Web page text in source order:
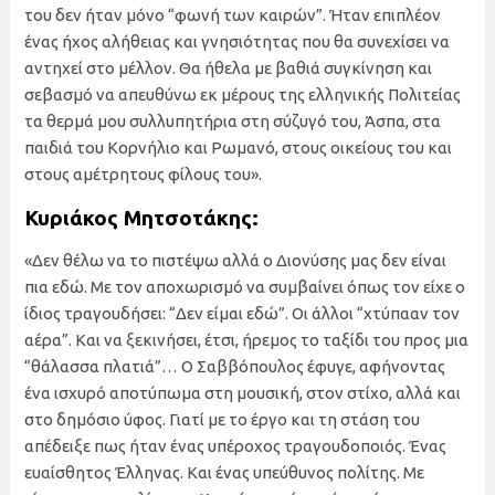
του δεν ήταν μόνο “φωνή των καιρών”. Ήταν επιπλέον
ένας ήχος αλήθειας και γνησιότητας που θα συνεχίσει να
αντηχεί στο μέλλον. Θα ήθελα με βαθιά συγκίνηση και
σεβασμό να απευθύνω εκ μέρους της ελληνικής Πολιτείας
τα θερμά μου συλλυπητήρια στη σύζυγό του, Άσπα, στα
παιδιά του Κορνήλιο και Ρωμανό, στους οικείους του και
στους αμέτρητους φίλους του».
Κυριάκος Μητσοτάκης:
«Δεν θέλω να το πιστέψω αλλά ο Διονύσης μας δεν είναι
πια εδώ. Με τον αποχωρισμό να συμβαίνει όπως τον είχε ο
ίδιος τραγουδήσει: “Δεν είμαι εδώ”. Οι άλλοι “χτύπααν τον
αέρα”. Και να ξεκινήσει, έτσι, ήρεμος το ταξίδι του προς μια
“θάλασσα πλατιά”… Ο Σαββόπουλος έφυγε, αφήνοντας
ένα ισχυρό αποτύπωμα στη μουσική, στον στίχο, αλλά και
στο δημόσιο ύφος. Γιατί με το έργο και τη στάση του
απέδειξε πως ήταν ένας υπέροχος τραγουδοποιός. Ένας
ευαίσθητος Έλληνας. Και ένας υπεύθυνος πολίτης. Με